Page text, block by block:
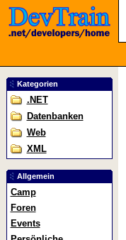
Kategorien
.NET
Datenbanken
Web
XML
Allgemein
Camp
Foren
Events